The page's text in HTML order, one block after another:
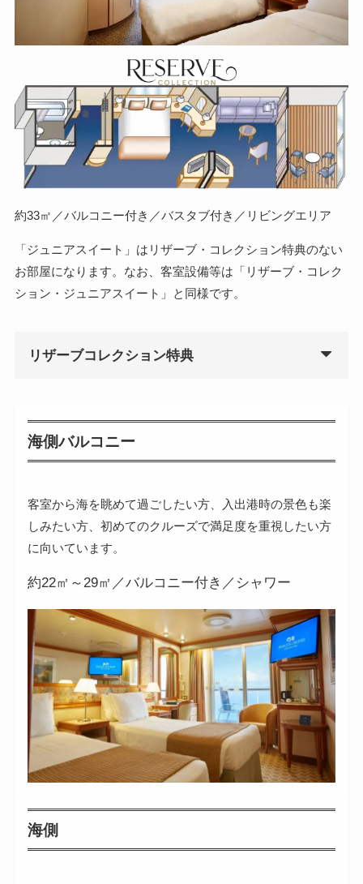
約33㎡／バルコニー付き／バスタブ付き／リビングエリア
「ジュニアスイート」はリザーブ・コレクション特典のない
お部屋になります。なお、客室設備等は「リザーブ・コレク
ション・ジュニアスイート」と同様です。
リザーブコレクション特典
海側バルコニー
客室から海を眺めて過ごしたい方、入出港時の景色も楽
しみたい方、初めてのクルーズで満足度を重視したい方
に向いています。
約22㎡～29㎡／バルコニー付き／シャワー
海側